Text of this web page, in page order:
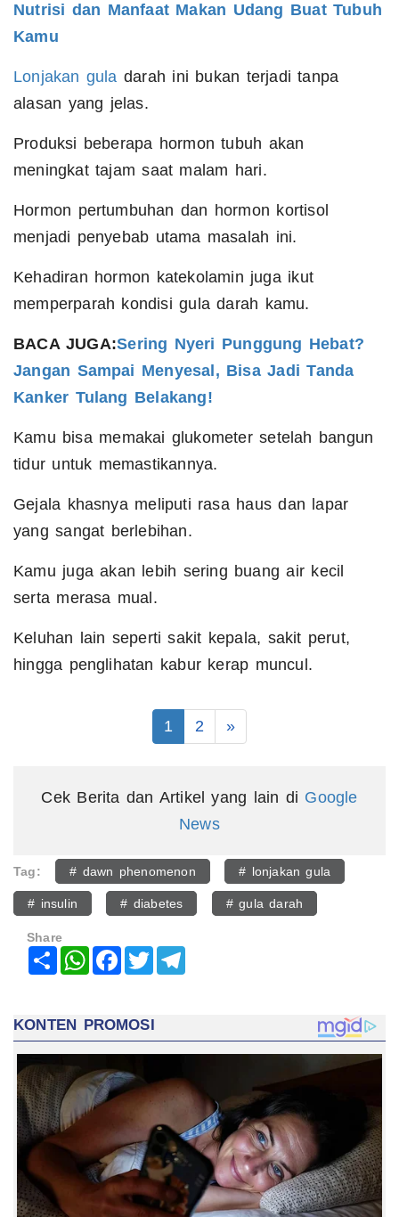
Nutrisi dan Manfaat Makan Udang Buat Tubuh
Kamu
Lonjakan gula darah ini bukan terjadi tanpa
alasan yang jelas.
Produksi beberapa hormon tubuh akan
meningkat tajam saat malam hari.
Hormon pertumbuhan dan hormon kortisol
menjadi penyebab utama masalah ini.
Kehadiran hormon katekolamin juga ikut
memperparah kondisi gula darah kamu.
BACA JUGA:Sering Nyeri Punggung Hebat?
Jangan Sampai Menyesal, Bisa Jadi Tanda
Kanker Tulang Belakang!
Kamu bisa memakai glukometer setelah bangun
tidur untuk memastikannya.
Gejala khasnya meliputi rasa haus dan lapar
yang sangat berlebihan.
Kamu juga akan lebih sering buang air kecil
serta merasa mual.
Keluhan lain seperti sakit kepala, sakit perut,
hingga penglihatan kabur kerap muncul.
1 2 »
Cek Berita dan Artikel yang lain di Google
News
Tag: # dawn phenomenon # lonjakan gula
# insulin # diabetes # gula darah
Share
Share WhatsAppFacebook
Twitter